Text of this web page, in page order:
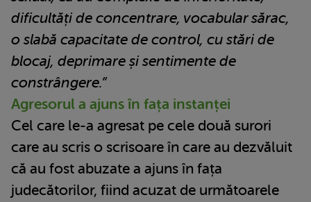
dificultăți de concentrare, vocabular sărac,
o slabă capacitate de control, cu stări de
blocaj, deprimare și sentimente de
constrângere.”
Agresorul a ajuns în fața instanței
Cel care le-a agresat pe cele două surori
care au scris o scrisoare în care au dezvăluit
că au fost abuzate a ajuns în fața
judecătorilor, fiind acuzat de următoarele